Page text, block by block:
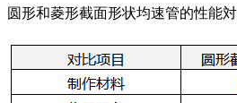
圆形和菱形截面形状均速管的性能対